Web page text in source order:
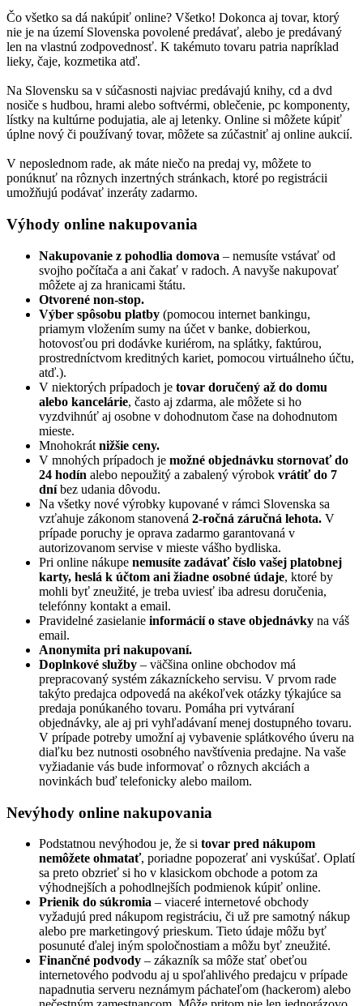
Čo všetko sa dá nakúpiť online? Všetko! Dokonca aj tovar, ktorý
nie je na území Slovenska povolené predávať, alebo je predávaný
len na vlastnú zodpovednosť. K takémuto tovaru patria napríklad
lieky, čaje, kozmetika atď.
Na Slovensku sa v súčasnosti najviac predávajú knihy, cd a dvd
nosiče s hudbou, hrami alebo softvérmi, oblečenie, pc komponenty,
lístky na kultúrne podujatia, ale aj letenky. Online si môžete kúpiť
úplne nový či používaný tovar, môžete sa zúčastniť aj online aukcií.
V neposlednom rade, ak máte niečo na predaj vy, môžete to
ponúknuť na rôznych inzertných stránkach, ktoré po registrácii
umožňujú podávať inzeráty zadarmo.
Výhody online nakupovania
Nakupovanie z pohodlia domova – nemusíte vstávať od
svojho počítača a ani čakať v radoch. A navyše nakupovať
môžete aj za hranicami štátu.
Otvorené non-stop.
Výber spôsobu platby (pomocou internet bankingu,
priamym vložením sumy na účet v banke, dobierkou,
hotovosťou pri dodávke kuriérom, na splátky, faktúrou,
prostredníctvom kreditných kariet, pomocou virtuálneho účtu,
atď.).
V niektorých prípadoch je tovar doručený až do domu
alebo kancelárie, často aj zdarma, ale môžete si ho
vyzdvihnúť aj osobne v dohodnutom čase na dohodnutom
mieste.
Mnohokrát nižšie ceny.
V mnohých prípadoch je možné objednávku stornovať do
24 hodín alebo nepoužitý a zabalený výrobok vrátiť do 7
dníbez udania dôvodu.
Na všetky nové výrobky kupované v rámci Slovenska sa
vzťahuje zákonom stanovená 2-ročná záručná lehota. V
prípade poruchy je oprava zadarmo garantovaná v
autorizovanom servise v mieste vášho bydliska.
Pri online nákupe nemusíte zadávať číslo vašej platobnej
karty, heslá k účtom ani žiadne osobné údaje, ktoré by
mohli byť zneužité, je treba uviesť iba adresu doručenia,
telefónny kontakt a email.
Pravidelné zasielanie informácií o stave objednávky na váš
email.
Anonymita pri nakupovaní.
Doplnkové služby – väčšina online obchodov má
prepracovaný systém zákazníckeho servisu. V prvom rade
takýto predajca odpovedá na akékoľvek otázky týkajúce sa
predaja ponúkaného tovaru. Pomáha pri vytváraní
objednávky, ale aj pri vyhľadávaní menej dostupného tovaru.
V prípade potreby umožní aj vybavenie splátkového úveru na
diaľku bez nutnosti osobného navštívenia predajne. Na vaše
vyžiadanie vás bude informovať o rôznych akciách a
novinkách buď telefonicky alebo mailom.
Nevýhody online nakupovania
Podstatnou nevýhodou je, že si tovar pred nákupom
nemôžete ohmatať, poriadne popozerať ani vyskúšať. Oplatí
sa preto obzrieť si ho v klasickom obchode a potom za
výhodnejších a pohodlnejších podmienok kúpiť online.
Prienik do súkromia – viaceré internetové obchody
vyžadujú pred nákupom registráciu, či už pre samotný nákup
alebo pre marketingový prieskum. Tieto údaje môžu byť
posunuté ďalej iným spoločnostiam a môžu byť zneužité.
Finančné podvody – zákazník sa môže stať obeťou
internetového podvodu aj u spoľahlivého predajcu v prípade
napadnutia serveru neznámym páchateľom (hackerom) alebo